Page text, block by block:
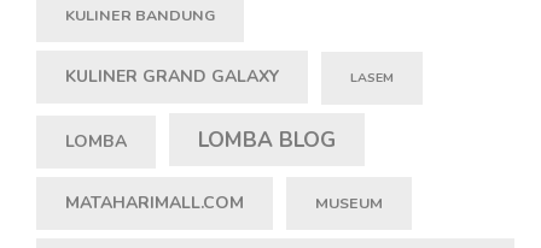
KULINER BANDUNG
KULINER GRAND GALAXY LASEM
LOMBA LOMBA BLOG
MATAHARIMALL.COM MUSEUM